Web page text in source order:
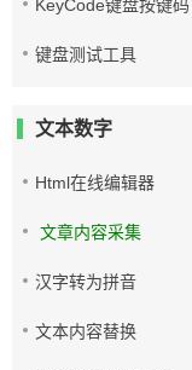
KeyCode键盘按键码
键盘测试工具
文本数字
Html在线编辑器
文章内容采集
汉字转为拼音
文本内容替换